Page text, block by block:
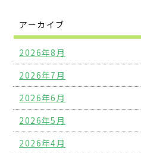
アーカイブ
2026年8月
2026年7月
2026年6月
2026年5月
2026年4月